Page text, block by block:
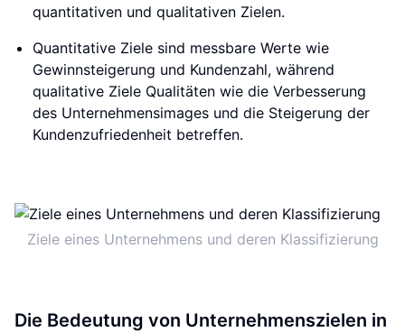
quantitativen und qualitativen Zielen.
Quantitative Ziele sind messbare Werte wie
Gewinnsteigerung und Kundenzahl, während
qualitative Ziele Qualitäten wie die Verbesserung
des Unternehmensimages und die Steigerung der
Kundenzufriedenheit betreffen.
Ziele eines Unternehmens und deren Klassifizierung
Die Bedeutung von Unternehmenszielen in